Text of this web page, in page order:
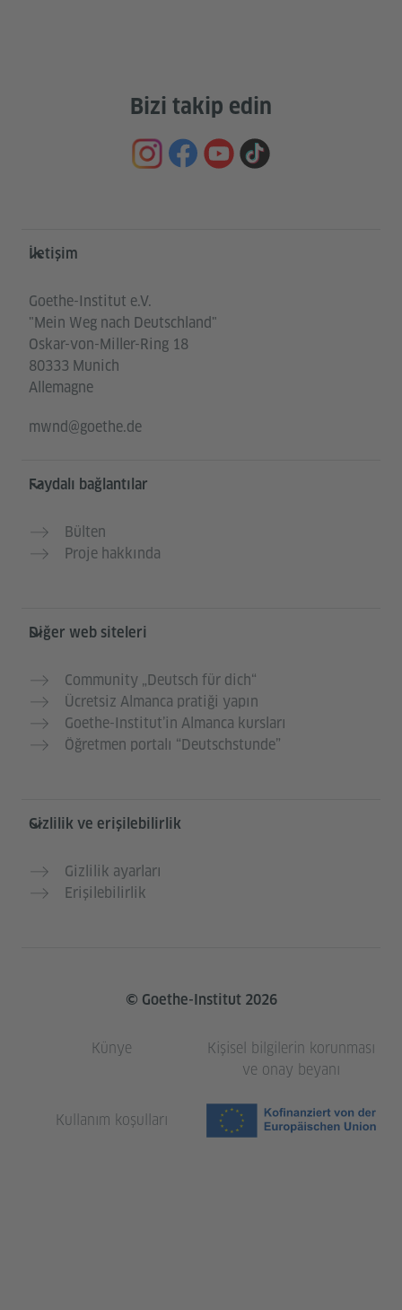
Bizi takip edin
Service- und Informationsbereich
İletişim
Goethe-Institut e.V.
"Mein Weg nach Deutschland"
Oskar-von-Miller-Ring 18
80333 Munich
Allemagne
mwnd@goethe.de
Faydalı bağlantılar
Bülten
Proje hakkında
Diğer web siteleri
Community „Deutsch für dich“
Ücretsiz Almanca pratiği yapın
Goethe-Institut’in Almanca kursları
Öğretmen portalı “Deutschstunde”
Gizlilik ve erişilebilirlik
Gizlilik ayarları
Erişilebilirlik
© Goethe-Institut 2026
Künye
Kişisel bilgilerin korunması
ve onay beyanı
Kullanım koşulları